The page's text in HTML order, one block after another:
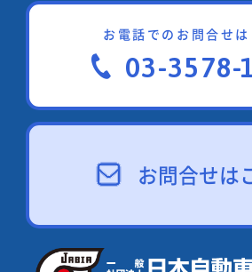
お電話でのお問合せは
03-3578-
お問合せは